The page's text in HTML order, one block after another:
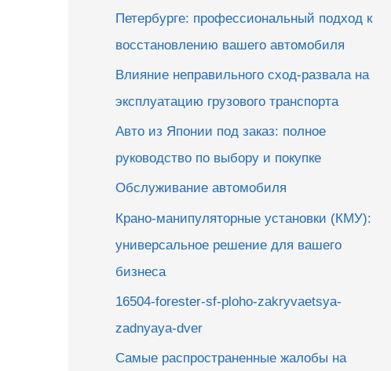
Петербурге: профессиональный подход к
восстановлению вашего автомобиля
Влияние неправильного сход-развала на
эксплуатацию грузового транспорта
Авто из Японии под заказ: полное
руководство по выбору и покупке
Обслуживание автомобиля
Крано-манипуляторные установки (КМУ):
универсальное решение для вашего
бизнеса
16504-forester-sf-ploho-zakryvaetsya-
zadnyaya-dver
Самые распространенные жалобы на